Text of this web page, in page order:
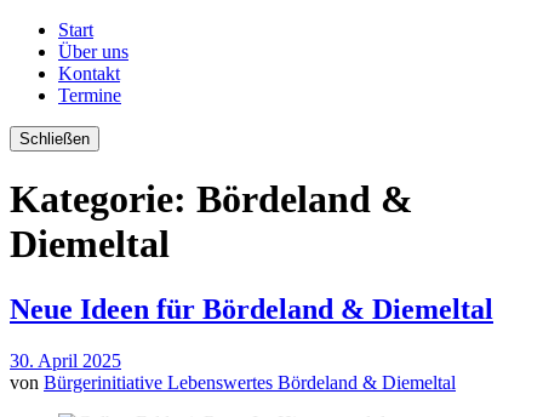
Start
Über uns
Kontakt
Termine
Schließen
Kategorie: Bördeland &
Diemeltal
Neue Ideen für Bördeland & Diemeltal
30. April 2025
von Bürgerinitiative Lebenswertes Bördeland & Diemeltal